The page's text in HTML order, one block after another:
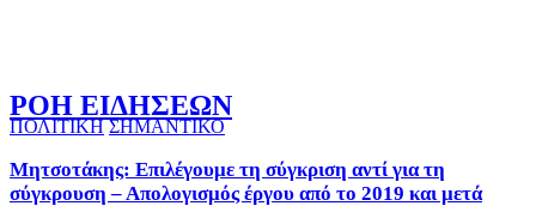
ΡΟΗ ΕΙΔΗΣΕΩΝ
ΠΟΛΙΤΙΚΗ ΣΗΜΑΝΤΙΚΟ
Μητσοτάκης: Επιλέγουμε τη σύγκριση αντί για τη
σύγκρουση – Απολογισμός έργου από το 2019 και μετά